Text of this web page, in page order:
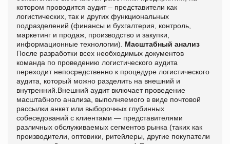
котором проводится аудит – представители как
логистических, так и других функциональных
подразделений (финансы и бухгалтерия, контроль,
маркетинг и продаж, производство и закупки,
информационные технологии). Масштабный анализ
После разработки всех необходимых документов
команда по проведению логистического аудита
переходит непосредственно к процедуре логистического
аудита, который можно разделить на внешний и
внутренний.Внешний аудит включает проведение
масштабного анализа, выполняемого в виде почтовой
рассылки анкет или выборочных глубинных
собеседований с клиентами — представителями
различных обслуживаемых сегментов рынка (таких как
производители, оптовики, ритейлеры, другие покупатели